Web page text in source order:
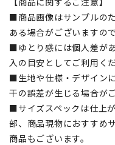
■商品画像はサンプルの
ある場合がございますの
■ゆとり感には個人差が
入の目安としてご利用く
■生地や仕様・デザイン
干の誤差が生じる場合が
■サイズスペックは仕上
部、商品現物におすすめ
商品もございます。